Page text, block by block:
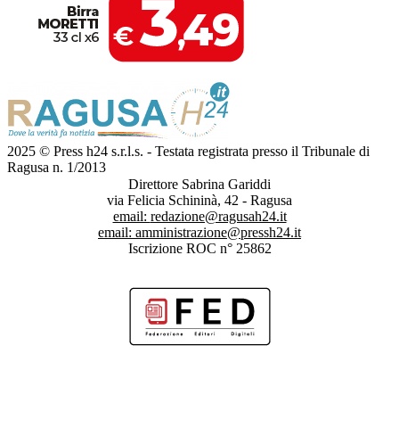
2025 © Press h24 s.r.l.s. - Testata registrata presso il Tribunale di
Ragusa n. 1/2013
Direttore Sabrina Gariddi
via Felicia Schininà, 42 - Ragusa
email: redazione@ragusah24.it
email: amministrazione@pressh24.it
Iscrizione ROC n° 25862